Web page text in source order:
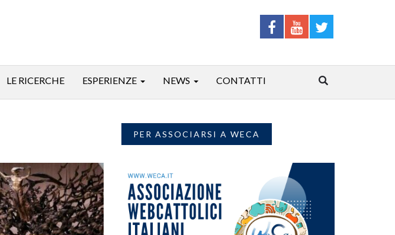
LE RICERCHE ESPERIENZE NEWS CONTATTI
PER ASSOCIARSI A WECA